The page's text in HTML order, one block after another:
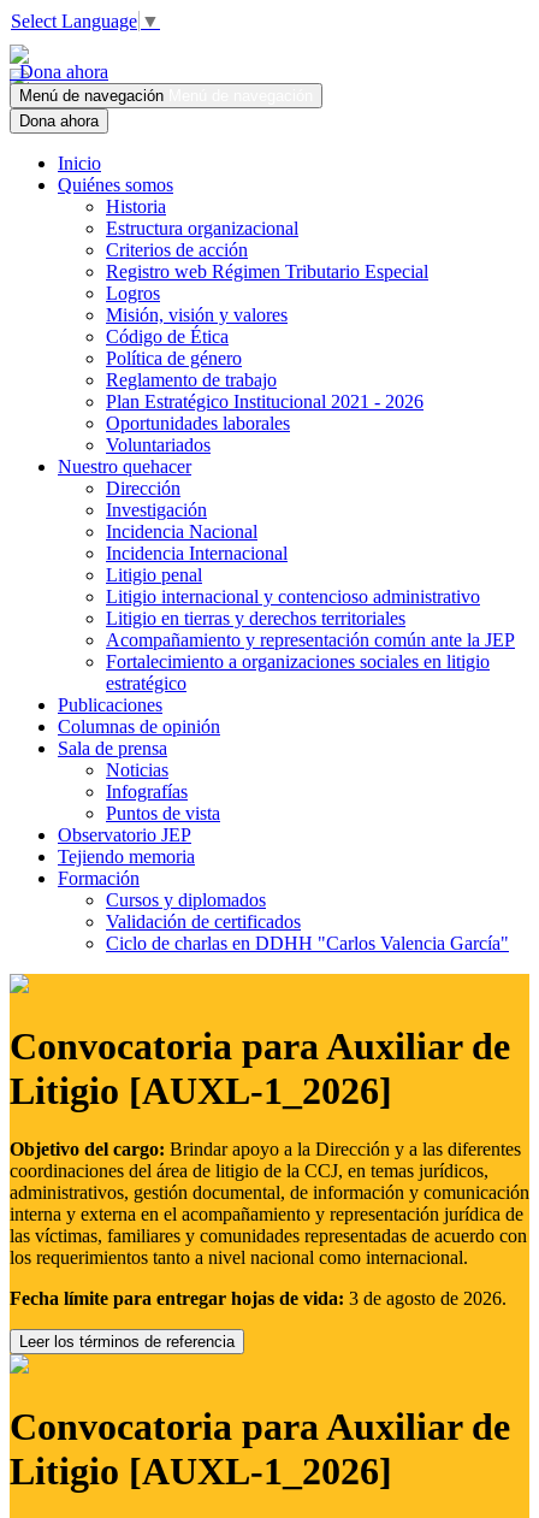
Select Language ▼
Dona ahora
Menú de navegación
Dona ahora
Inicio
Quiénes somos
Historia
Estructura organizacional
Criterios de acción
Registro web Régimen Tributario Especial
Logros
Misión, visión y valores
Código de Ética
Política de género
Reglamento de trabajo
Plan Estratégico Institucional 2021 - 2026
Oportunidades laborales
Voluntariados
Nuestro quehacer
Dirección
Investigación
Incidencia Nacional
Incidencia Internacional
Litigio penal
Litigio internacional y contencioso administrativo
Litigio en tierras y derechos territoriales
Acompañamiento y representación común ante la JEP
Fortalecimiento a organizaciones sociales en litigio
estratégico
Publicaciones
Columnas de opinión
Sala de prensa
Noticias
Infografías
Puntos de vista
Observatorio JEP
Tejiendo memoria
Formación
Cursos y diplomados
Validación de certificados
Ciclo de charlas en DDHH "Carlos Valencia García"
Convocatoria para Auxiliar de
Litigio [AUXL-1_2026]
Objetivo del cargo: Brindar apoyo a la Dirección y a las diferentes
coordinaciones del área de litigio de la CCJ, en temas jurídicos,
administrativos, gestión documental, de información y comunicación
interna y externa en el acompañamiento y representación jurídica de
las víctimas, familiares y comunidades representadas de acuerdo con
los requerimientos tanto a nivel nacional como internacional.
Fecha límite para entregar hojas de vida: 3 de agosto de 2026.
Leer los términos de referencia
Convocatoria para Auxiliar de
Litigio [AUXL-1_2026]